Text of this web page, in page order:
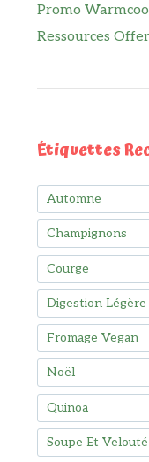
Promo
Ressources
Étiquettes
Automne
Champignons
Courge
Digestion Légère
Fromage Vegan
Noël
Quinoa
Soupe Et Velouté